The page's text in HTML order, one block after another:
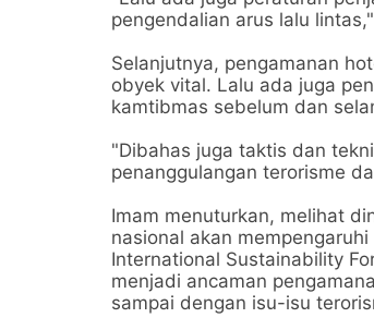
pengendalian arus lalu
Selanjutnya, pengamanan
obyek vital. Lalu ada juga
kamtibmas sebelum dan
"Dibahas juga taktis dan
penanggulangan terorisme
Imam menuturkan, melihat
nasional akan
International Sustainability
menjadi ancaman
sampai dengan isu-isu